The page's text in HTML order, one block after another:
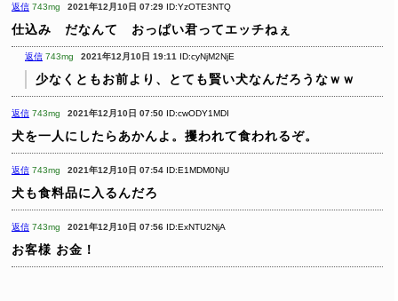
返信 743mg 2021年12月10日 07:29 ID:YzOTE3NTQ
仕込み だなんて おっぱい君ってエッチねぇ
返信 743mg 2021年12月10日 19:11 ID:cyNjM2NjE
少なくともお前より、とても賢い犬なんだろうなｗｗ
返信 743mg 2021年12月10日 07:50 ID:cwODY1MDI
犬を一人にしたらあかんよ。攫われて食われるぞ。
返信 743mg 2021年12月10日 07:54 ID:E1MDM0NjU
犬も食料品に入るんだろ
返信 743mg 2021年12月10日 07:56 ID:ExNTU2NjA
お客様 お金！